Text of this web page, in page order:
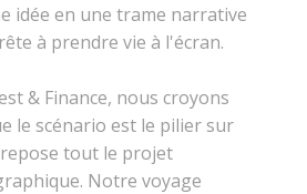
idée en une trame narrative
à prendre vie à l'écran.
& Finance, nous croyons
le scénario est le pilier sur
tout le projet
Notre voyage